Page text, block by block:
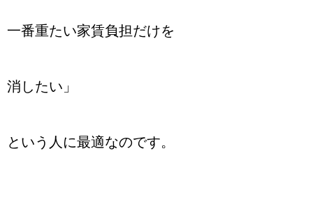
一番重たい家賃負担だけを
消したい」
という人に最適なのです。